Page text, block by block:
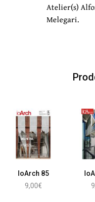
Atelier(s)
Melegari.
IoArch 85
9,00€